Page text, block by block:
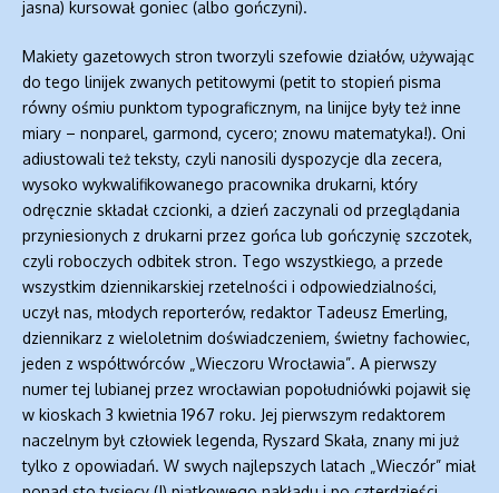
jasna) kursował goniec (albo gończyni).
Makiety gazetowych stron tworzyli szefowie działów, używając
do tego linijek zwanych petitowymi (petit to stopień pisma
równy ośmiu punktom typograficznym, na linijce były też inne
miary – nonparel, garmond, cycero; znowu matematyka!). Oni
adiustowali też teksty, czyli nanosili dyspozycje dla zecera,
wysoko wykwalifikowanego pracownika drukarni, który
odręcznie składał czcionki, a dzień zaczynali od przeglądania
przyniesionych z drukarni przez gońca lub gończynię szczotek,
czyli roboczych odbitek stron. Tego wszystkiego, a przede
wszystkim dziennikarskiej rzetelności i odpowiedzialności,
uczył nas, młodych reporterów, redaktor Tadeusz Emerling,
dziennikarz z wieloletnim doświadczeniem, świetny fachowiec,
jeden z współtwórców „Wieczoru Wrocławia”. A pierwszy
numer tej lubianej przez wrocławian popołudniówki pojawił się
w kioskach 3 kwietnia 1967 roku. Jej pierwszym redaktorem
naczelnym był człowiek legenda, Ryszard Skała, znany mi już
tylko z opowiadań. W swych najlepszych latach „Wieczór” miał